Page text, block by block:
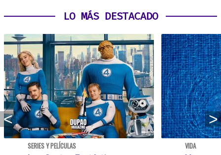
LO MÁS DESTACADO
SERIES Y PELÍCULAS VIDA